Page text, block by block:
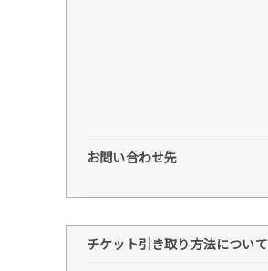
お問い合わせ先
チケット引き取り方法について